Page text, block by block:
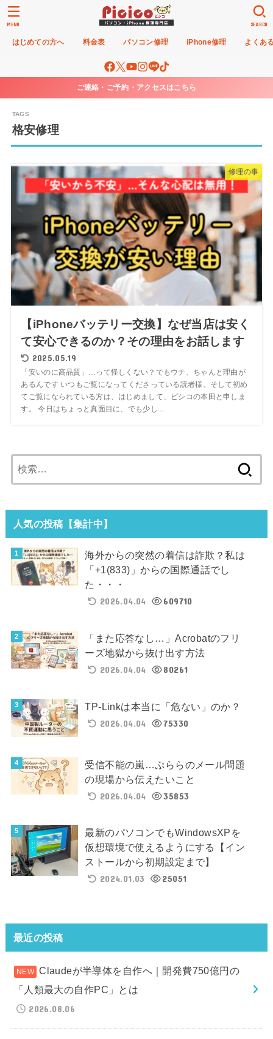
はじめての方へ 料金表 パソコン修理 iPhone修理 よくあ
SEARCH
MENU
ご連絡・ご予約・アクセスはこちら
格安修理
修理の事
【iPhoneバッテリー交換】なぜ当店は安く
て安心できるのか？その理由をお話します
2025.05.19
「安いのに高品質」…って怪しくない？でもウチ、ちゃんと理由が
あるんです いつもご覧になってくださっている読者様、そして初め
てご覧になられている方は、はじめまして、ピシコの本田と申しま
す。 今日はちょっと真面目に、でも少し...
索:
人気の投稿【集計中】
海外からの突然の着信は詐欺？私は
「+1(833)」からの国際通話でし
た・・・
2026.04.04
609710
「また応答なし…」Acrobatのフリ
ーズ地獄から抜け出す方法
2026.04.04
80261
TP-Linkは本当に「危ない」のか？
2026.04.04
75330
受信不能の嵐…ぷららのメール問題
の現場から伝えたいこと
2026.04.04
35853
最新のパソコンでもWindowsXPを
仮想環境で使えるようにする【イン
ストールから初期設定まで】
2024.01.03
25051
最近の投稿
Claudeが半導体を自作へ｜開発費750億円の
「人類最大の自作PC」とは
2026.08.06